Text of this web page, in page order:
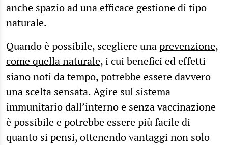
anche spazio ad una efficace gestione di tipo
naturale.
Quando è possibile, scegliere unaprevenzione,
come quella naturale, i cui benefici ed effetti
siano noti da tempo, potrebbe essere davvero
una scelta sensata. Agire sul sistema
immunitario dall’interno e senza vaccinazione
è possibile e potrebbe essere più facile di
quanto si pensi, ottenendo vantaggi non solo